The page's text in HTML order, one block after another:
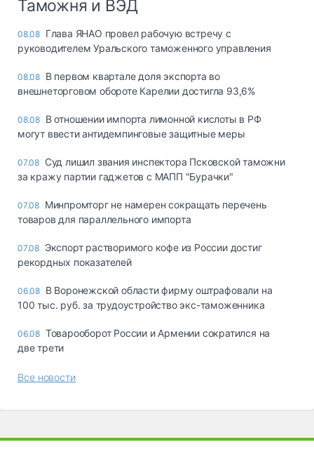
Таможня и ВЭД
08.08 Глава ЯНАО провел рабочую встречу с
руководителем Уральского таможенного управления
08.08 В первом квартале доля экспорта во
внешнеторговом обороте Карелии достигла 93,6%
08.08 В отношении импорта лимонной кислоты в РФ
могут ввести антидемпинговые защитные меры
07.08 Суд лишил звания инспектора Псковской таможни
за кражу партии гаджетов с МАПП "Бурачки"
07.08 Минпромторг не намерен сокращать перечень
товаров для параллельного импорта
07.08 Экспорт растворимого кофе из России достиг
рекордных показателей
06.08 В Воронежской области фирму оштрафовали на
100 тыс. руб. за трудоустройство экс-таможенника
06.08 Товарооборот России и Армении сократился на
две трети
Все новости